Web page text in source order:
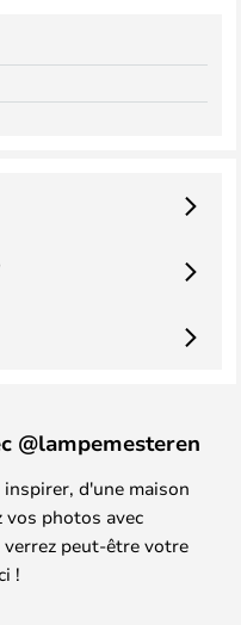
@lampemesteren
d'une maison
vos photos avec
peut-être votre
!